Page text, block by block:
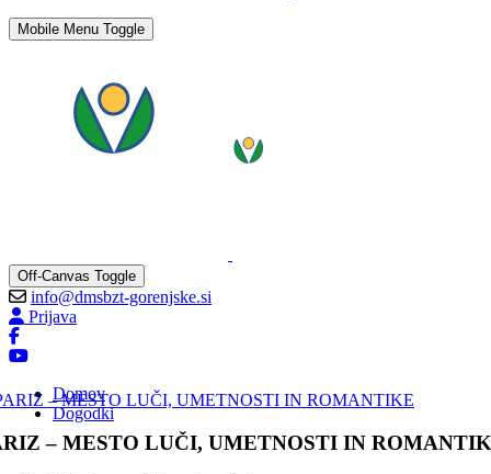
Mobile Menu Toggle
Off-Canvas Toggle
info@dmsbzt-gorenjske.si
Prijava
Domov
Dogodki
– MESTO LUČI, UMETNOSTI IN